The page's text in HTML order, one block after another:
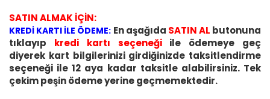
SATIN ALMAK İÇİN:
KREDİ KARTI İLE ÖDEME: En aşağıda SATIN AL butonuna
tıklayıp kredi kartı seçeneğiile ödemeye geç
diyerek kart bilgilerinizi girdiğinizde taksitlendirme
seçeneği ile 12 aya kadar taksitle alabilirsiniz. Tek
çekim peşin ödeme yerine geçmemektedir.